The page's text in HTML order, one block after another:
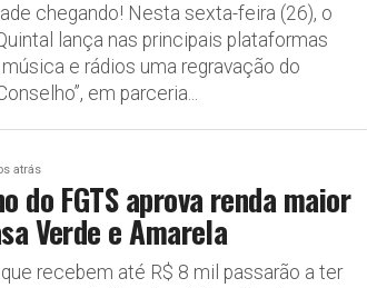
chegando! Nesta sexta-feira (26), o
lança nas principais plataformas
e rádios uma regravação do
em parceria...
atrás
do FGTS aprova renda maior
Verde e Amarela
recebem até R$ 8 mil passarão a ter